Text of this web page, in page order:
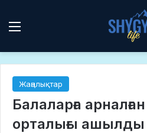
Мәзір
Жаңалықтар
Балаларға
орталығы ашылды